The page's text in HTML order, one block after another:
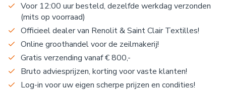
Voor 12:00 uur besteld, dezelfde werkdag verzonden
(mits op voorraad)
Officieel dealer van Renolit & Saint Clair Textilles!
Online groothandel voor de zeilmakerij!
Gratis verzending vanaf € 800,-
Bruto adviesprijzen, korting voor vaste klanten!
Log-in voor uw eigen scherpe prijzen en condities!